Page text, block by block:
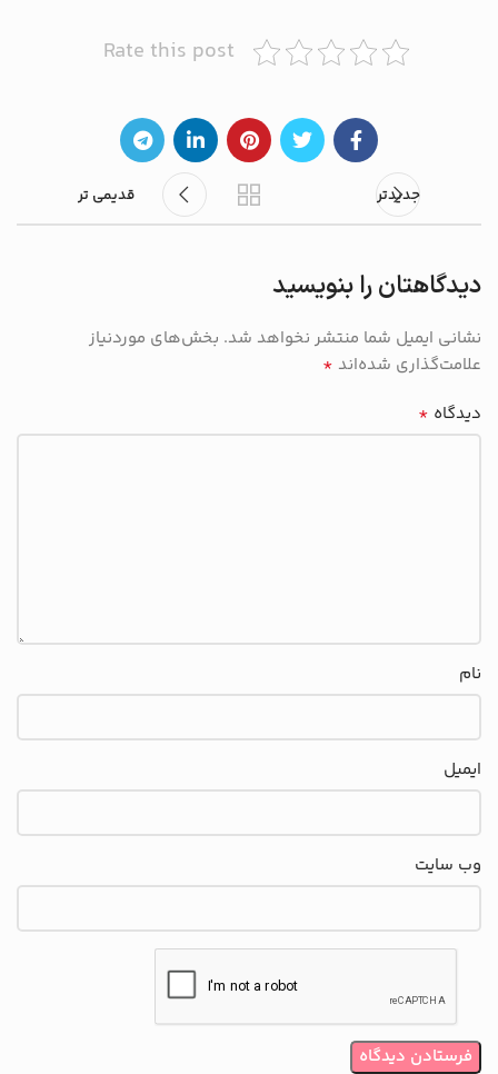
Rate this post
جدیدتر قدیمی تر
دیدگاهتان را بنویسید
نشانی ایمیل شما منتشر نخواهد شد. بخش‌های موردنیاز
علامت‌گذاری شده‌اند *
دیدگاه *
نام
ایمیل
وب‌ سایت